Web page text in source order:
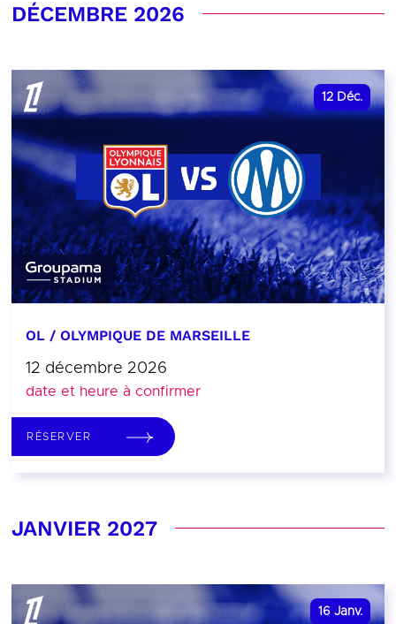
DÉCEMBRE 2026
12 Déc.
OL / OLYMPIQUE DE MARSEILLE
12 décembre 2026
date et heure à confirmer
RÉSERVER
JANVIER 2027
16 Janv.